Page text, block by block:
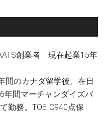
創業者 現在起業15年
間のカナダ留学後、在日
年間マーチャンダイズバ
勤務。TOEIC940点保